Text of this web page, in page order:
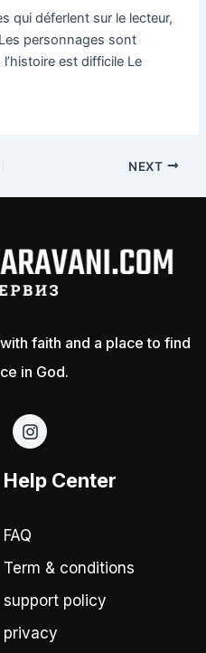
qui déferlent sur le lecteur,
personnages sont
est difficile Le
NEXT
faith and a place to find
in God.
I
n
t
a
r
a
m
Help Center
FAQ
Term & conditions
support policy
privacy